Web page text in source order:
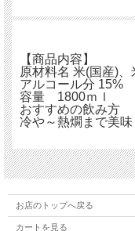
【商品内容】
原材料名 米(国産)
アルコール分 15%
容量 1800ｍｌ
おすすめの飲み方
冷や～熱燗まで美味
お店のトップへ戻る
カートを見る